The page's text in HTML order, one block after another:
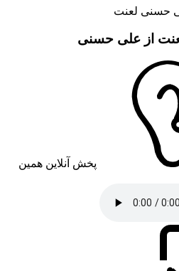
از علی حسنی
پخش آنلاین همین